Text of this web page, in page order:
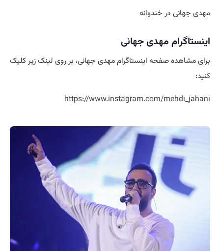
مهدی جهانی در خندوانه
اینستاگرام مهدی جهانی
برای مشاهده صفحه اینستاگرام مهدی جهانی، بر روی لینک زیر کلیک
کنید:
https://www.instagram.com/mehdi_jahani